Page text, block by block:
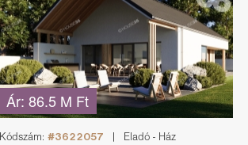
Ár: 86.5 M Ft
Kódszám: #3622057 Eladó - Ház